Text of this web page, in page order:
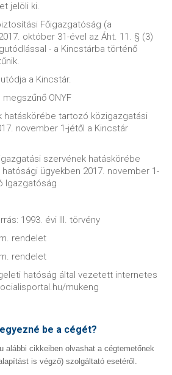
jelöli ki.
Főigazgatóság (a
október 31-ével az Áht. 11. § (3)
- a Kincstárba történő
a Kincstár.
ONYF
hatáskörébe tartozó közigazgatási
november 1-jétől a Kincstár
szervének hatáskörébe
ügyekben 2017. november 1-
Igazgatóság
1993. évi III. törvény
rendelet
rendelet
hatóság által vezetett internetes
mukeng
be a cégét?
alábbi cikkeiben olvashat a cégtemetőnek
is végző) szolgáltató esetéről.